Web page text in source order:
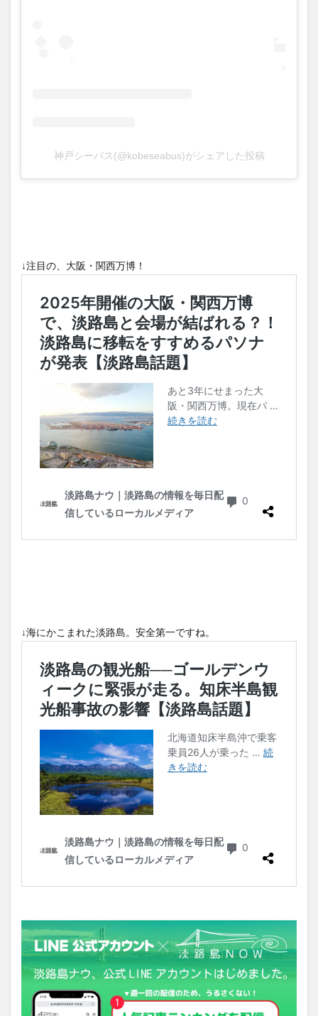
神戸シーバス(@kobeseabus)がシェアした投稿
↓注目の、大阪・関西万博！
↓海にかこまれた淡路島。安全第一ですね。